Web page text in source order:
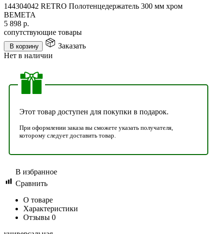
144304042 RETRO Полотенцедержатель 300 мм хром
BEMETA
5 898 р.
сопутствующие товары
В корзину
Заказать
Нет в наличии
Этот товар доступен для покупки в подарок.
При оформлении заказа вы сможете указать получателя,
которому следует доставить товар.
В избранное
Сравнить
О товаре
Характеристики
Отзывы 0